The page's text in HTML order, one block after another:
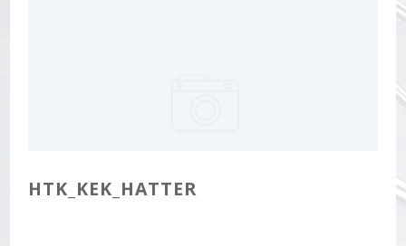
HTK_KEK_HATTER